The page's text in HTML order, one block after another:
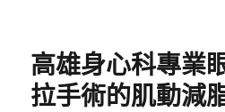
高雄身心科專業
拉手術的肌動減